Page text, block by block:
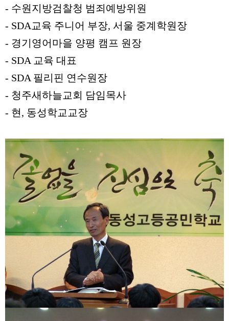
- 수원지방검찰청 범죄예방위원
- SDA교육 주니어 부장, 서울 중계학원장
- 경기영어마을 양평 캠프 원장
- SDA 교육 대표
- SDA 필리핀 연수원장
- 청주새하늘교회 담임목사
- 현, 동성학교교장